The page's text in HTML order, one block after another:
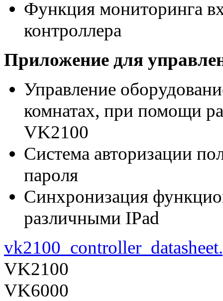
Функция мониторинга
контроллера
Приложение для
Управление
комнатах, при помощи
VK2100
Система авторизации
пароля
Синхронизация
различными IPad
VK2100
VK6000